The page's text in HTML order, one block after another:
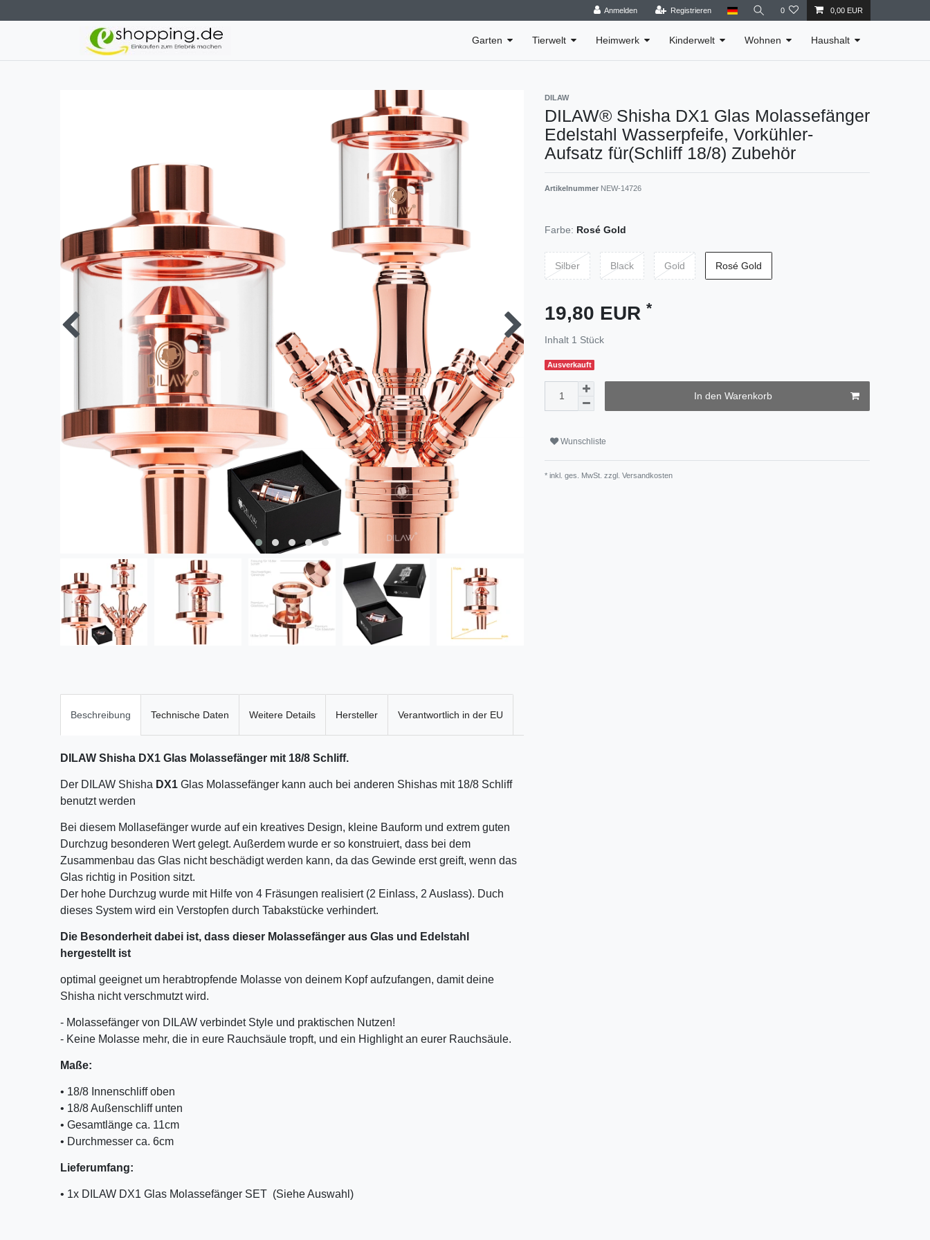
Anmelden Registrieren 0 0,00 EUR
Garten Tierwelt Heimwerk Kinderwelt Wohnen Haushalt
DILAW
DILAW® Shisha DX1 Glas Molassefänger
Edelstahl Wasserpfeife, Vorkühler-
Aufsatz für(Schliff 18/8) Zubehör
Artikelnummer NEW-14726
Farbe: Rosé Gold
Silber Black Gold Rosé Gold
19,80 EUR *
Inhalt 1 Stück
Ausverkauft
In den Warenkorb
Wunschliste
* inkl. ges. MwSt. zzgl. Versandkosten
Beschreibung Technische Daten Weitere Details Hersteller Verantwortlich in der EU
DILAW Shisha DX1 Glas Molassefänger mit 18/8 Schliff.
Der DILAW Shisha DX1 Glas Molassefänger kann auch bei anderen Shishas mit 18/8 Schliff
benutzt werden
Bei diesem Mollasefänger wurde auf ein kreatives Design, kleine Bauform und extrem guten
Durchzug besonderen Wert gelegt. Außerdem wurde er so konstruiert, dass bei dem
Zusammenbau das Glas nicht beschädigt werden kann, da das Gewinde erst greift, wenn das
Glas richtig in Position sitzt.
Der hohe Durchzug wurde mit Hilfe von 4 Fräsungen realisiert (2 Einlass, 2 Auslass). Duch
dieses System wird ein Verstopfen durch Tabakstücke verhindert.
Die Besonderheit dabei ist, dass dieser Molassefänger aus Glas und Edelstahl
hergestellt ist
optimal geeignet um herabtropfende Molasse von deinem Kopf aufzufangen, damit deine
Shisha nicht verschmutzt wird.
- Molassefänger von DILAW verbindet Style und praktischen Nutzen!
- Keine Molasse mehr, die in eure Rauchsäule tropft, und ein Highlight an eurer Rauchsäule.
Maße:
• 18/8 Innenschliff oben
• 18/8 Außenschliff unten
• Gesamtlänge ca. 11cm
• Durchmesser ca. 6cm
Lieferumfang:
• 1x DILAW DX1 Glas Molassefänger SET (Siehe Auswahl)